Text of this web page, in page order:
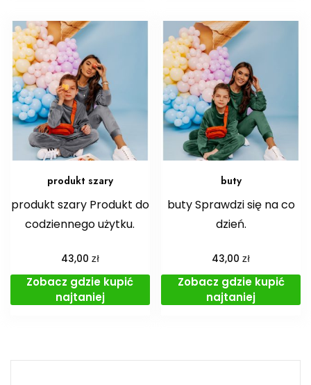
produkt szary
produkt szary Produkt do
codziennego użytku.
43,00 zł
Zobacz gdzie kupić
najtaniej
buty
buty Sprawdzi się na co
dzień.
43,00zł
Zobacz gdzie kupić
najtaniej